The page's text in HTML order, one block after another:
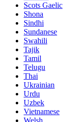
Scots Gaelic
Shona
Sindhi
Sundanese
Swahili
Tajik
Tamil
Telugu
Thai
Ukrainian
Urdu
Uzbek
Vietnamese
Welsh